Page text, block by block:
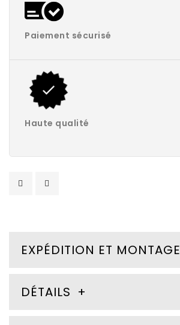
Paiement sécurisé
Haute qualité
EXPÉDITION ET MONTAGE
DÉTAILS